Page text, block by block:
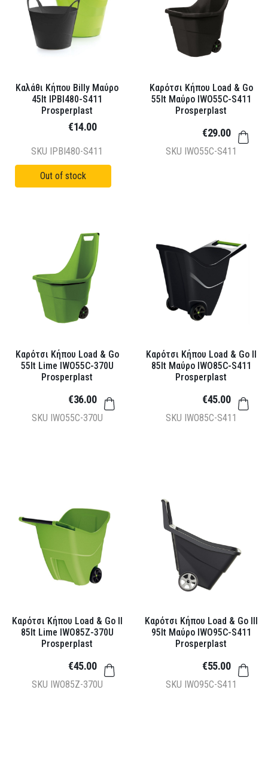
Καλάθι Κήπου Billy Μαύρο
45lt IPBI480-S411
Prosperplast
SKU IPBI480-S411
€14.00
Καρότσι Κήπου Load & Go
55lt Μαύρο IWO55C-S411
Prosperplast
SKU IWO55C-S411
€29.00
Καρότσι Κήπου Load & Go
55lt Lime IWO55C-370U
Prosperplast
SKU IWO55C-370U
€36.00
Καρότσι Κήπου Load & Go II
85lt Μαύρο IWO85C-S411
Prosperplast
SKU IWO85C-S411
€45.00
Καρότσι Κήπου Load & Go II
85lt Lime IWO85Z-370U
Prosperplast
SKU IWO85Z-370U
€45.00
Καρότσι Κήπου Load & Go III
95lt Μαύρο IWO95C-S411
Prosperplast
SKU IWO95C-S411
€55.00